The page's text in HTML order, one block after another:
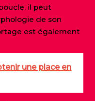
il peut
de son
est également
une place en